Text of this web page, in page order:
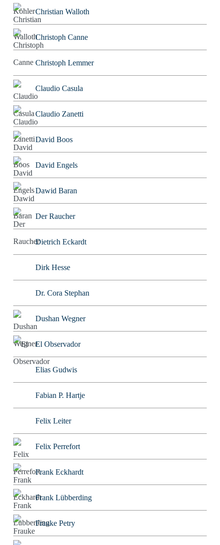
Christian Walloth
Christoph Canne
Christoph Lemmer
Claudio Casula
Claudio Zanetti
David Boos
David Engels
Dawid Baran
Der Raucher
Dietrich Eckardt
Dirk Hesse
Dr. Cora Stephan
Dushan Wegner
El Observador
Elias Gudwis
Fabian P. Hartje
Felix Leiter
Felix Perrefort
Frank Eckhardt
Frank Lübberding
Frauke Petry